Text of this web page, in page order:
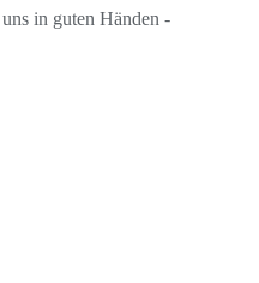
in guten Händen -